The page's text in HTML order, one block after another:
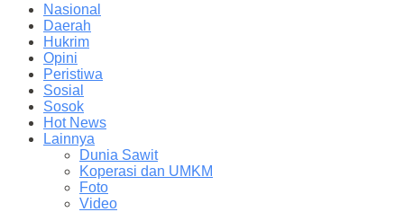
Nasional
Daerah
Hukrim
Opini
Peristiwa
Sosial
Sosok
Hot News
Lainnya
Dunia Sawit
Koperasi dan UMKM
Foto
Video